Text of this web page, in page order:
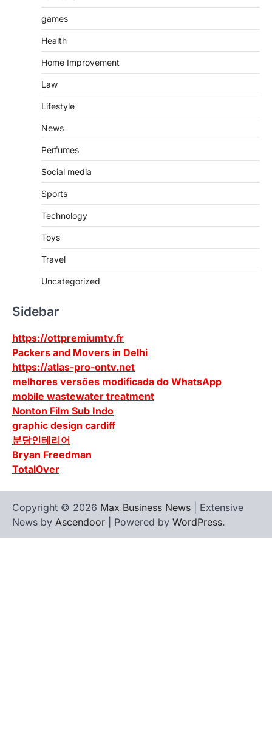
games
Health
Home Improvement
Law
Lifestyle
News
Perfumes
Social media
Sports
Technology
Toys
Travel
Uncategorized
Sidebar
https://ottpremiumtv.fr
Packers and Movers in Delhi
https://atlas-pro-ontv.net
melhores versões modificada do WhatsApp
mobile wastewater treatment
Nonton Film Sub Indo
graphic design cardiff
분당인테리어
Bryan Freedman
TotalOver
Copyright © 2026 Max Business News | Extensive
News by Ascendoor | Powered by WordPress.